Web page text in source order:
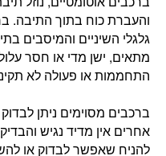
והעברת כוח בתוך התיבה.
גלגלי השיניים והמיסבים
מתאים, ישן מדי או חסר
התחממות או פעולה לא
ברכבים מסוימים ניתן
אחרים אין מדיד נגיש
להניח שאפשר לבדוק או